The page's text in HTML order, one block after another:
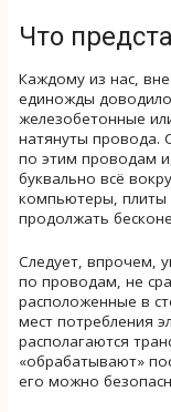
Что
Каждому из нас,
единожды
железобетонные
натянуты
по этим проводам
буквально всё
компьютеры, плиты
продолжать
Следует, впрочем,
по проводам, не
расположенные в
мест потребления
располагаются
«обрабатывают»
его можно